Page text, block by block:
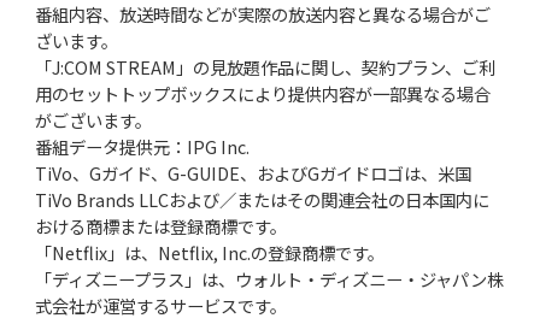
番組内容、放送時間などが実際の放送内容と異なる場合がご
ざいます。
「J:COM STREAM」の見放題作品に関し、契約プラン、ご利
用のセットトップボックスにより提供内容が一部異なる場合
がございます。
番組データ提供元：IPG Inc.
TiVo、Gガイド、G-GUIDE、およびGガイドロゴは、米国
TiVo Brands LLCおよび／またはその関連会社の日本国内に
おける商標または登録商標です。
「Netflix」は、Netflix, Inc.の登録商標です。
「ディズニープラス」は、ウォルト・ディズニー・ジャパン株
式会社が運営するサービスです。